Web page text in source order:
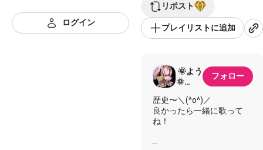
ログイン
リポスト
プレイリストに追加
‪ 🌞よう
🌞
̖́-
Flood
フォロー
歴史〜＼(^o^)／
良かったら一緒に歌って
ね！